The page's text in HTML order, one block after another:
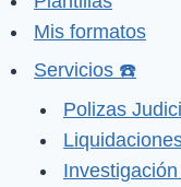
Mis formatos
Servicios ☎️
Polizas